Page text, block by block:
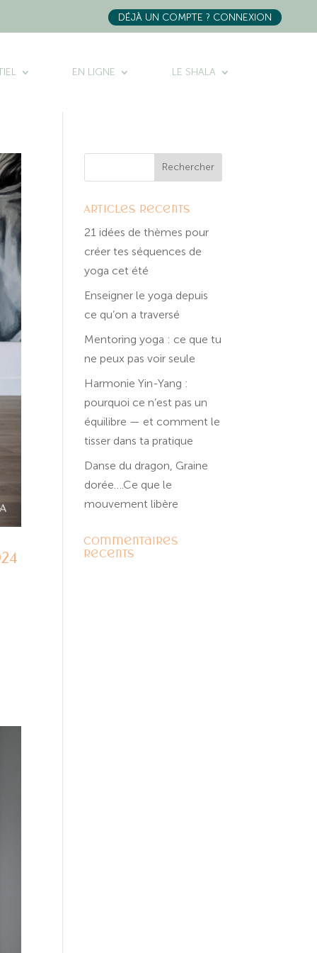
DÉJÀ UN COMPTE ? CONNEXION
EN LIGNE LE SHALA
Articles récents
21 idées de thèmes pour
créer tes séquences de
yoga cet été
Enseigner le yoga depuis
ce qu’on a traversé
Mentoring yoga : ce que tu
ne peux pas voir seule
Harmonie Yin-Yang :
pourquoi ce n’est pas un
équilibre — et comment le
tisser dans ta pratique
Danse du dragon, Graine
dorée….Ce que le
mouvement libère
Commentaires
récents